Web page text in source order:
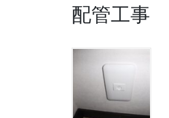
配管工事